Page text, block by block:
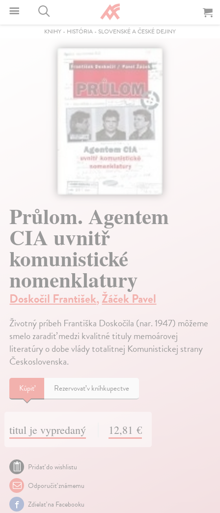
KNIHY - HISTÓRIA - SLOVENSKÉ A ČESKÉ DEJINY
Průlom. Agentem
CIA uvnitř
komunistické
nomenklatury
Doskočil František,Žáček Pavel
Životný príbeh Františka Doskočila (nar. 1947) môžeme
smelo zaradiť medzi kvalitné tituly memoárovej
literatúry o dobe vlády totalitnej Komunistickej strany
Československa.
Kúpiť Rezervovať v kníhkupectve
titul je vypredaný 12,81 €
Pridať do wishlistu
Odporučiť známemu
Zdielať na Facebooku